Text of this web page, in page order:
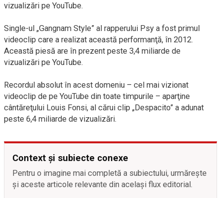
vizualizări pe YouTube.
Single-ul „Gangnam Style” al rapperului Psy a fost primul
videoclip care a realizat această performanţă, în 2012.
Această piesă are în prezent peste 3,4 miliarde de
vizualizări pe YouTube.
Recordul absolut în acest domeniu – cel mai vizionat
videoclip de pe YouTube din toate timpurile – aparţine
cântăreţului Louis Fonsi, al cărui clip „Despacito” a adunat
peste 6,4 miliarde de vizualizări.
Context și subiecte conexe
Pentru o imagine mai completă a subiectului, urmărește
și aceste articole relevante din același flux editorial.